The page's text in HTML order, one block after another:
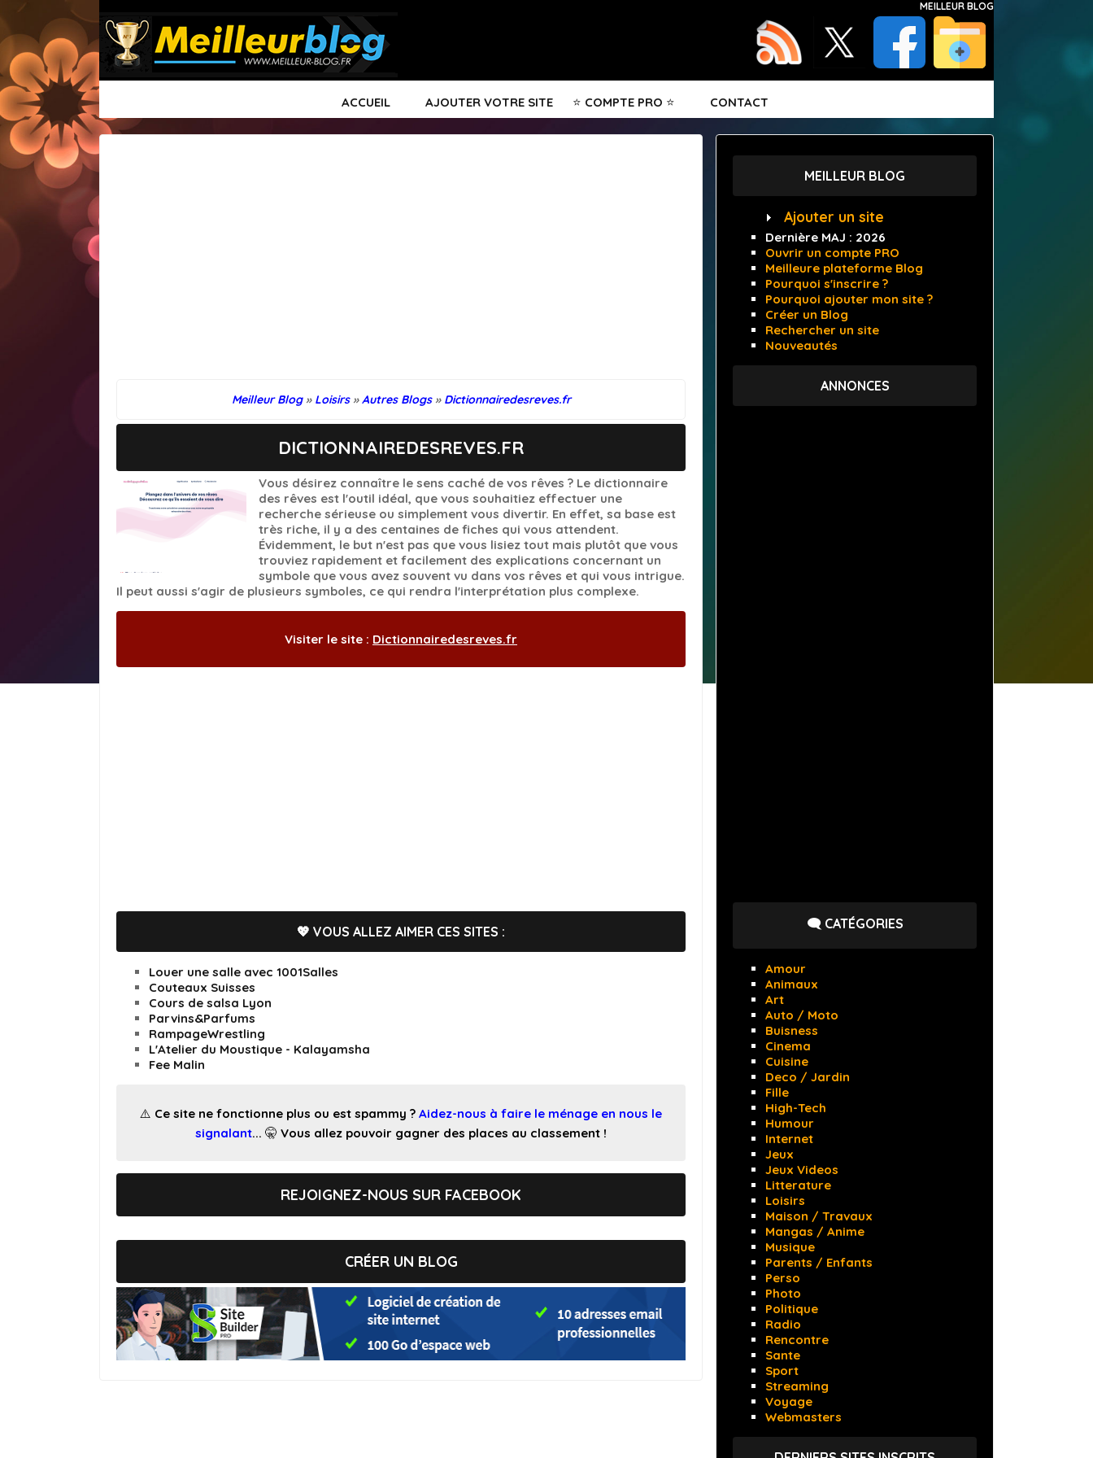
MEILLEUR BLOG
ACCUEIL AJOUTER VOTRE SITE ⭐ COMPTE PRO ⭐ CONTACT
Meilleur Blog » Loisirs »Autres Blogs » Dictionnairedesreves.fr
DICTIONNAIREDESREVES.FR
Vous désirez connaître le sens caché de vos rêves ? Le dictionnaire
des rêves est l'outil idéal, que vous souhaitiez effectuer une
recherche sérieuse ou simplement vous divertir. En effet, sa base est
très riche, il y a des centaines de fiches qui vous attendent.
Évidemment, le but n'est pas que vous lisiez tout mais plutôt que vous
trouviez rapidement et facilement des explications concernant un
symbole que vous avez souvent vu dans vos rêves et qui vous intrigue.
Il peut aussi s'agir de plusieurs symboles, ce qui rendra l'interprétation plus complexe.
Visiter le site : Dictionnairedesreves.fr
💖 VOUS ALLEZ AIMER CES SITES :
Louer une salle avec 1001Salles
Couteaux Suisses
Cours de salsa Lyon
Parvins&Parfums
RampageWrestling
L'Atelier du Moustique - Kalayamsha
Fee Malin
⚠️ Ce site ne fonctionne plus ou est spammy ? Aidez-nous à faire le ménage en nous le
signalant... 🤫 Vous allez pouvoir gagner des places au classement !
REJOIGNEZ-NOUS SUR FACEBOOK
CRÉER UN BLOG
MEILLEUR BLOG
Ajouter un site
Dernière MAJ : 2026
Ouvrir un compte PRO
Meilleure plateforme Blog
Pourquoi s'inscrire ?
Pourquoi ajouter mon site ?
Créer un Blog
Rechercher un site
Nouveautés
ANNONCES
🗨️ CATÉGORIES
Amour
Animaux
Art
Auto / Moto
Buisness
Cinema
Cuisine
Deco / Jardin
Fille
High-Tech
Humour
Internet
Jeux
Jeux Videos
Litterature
Loisirs
Maison / Travaux
Mangas / Anime
Musique
Parents / Enfants
Perso
Photo
Politique
Radio
Rencontre
Sante
Sport
Streaming
Voyage
Webmasters